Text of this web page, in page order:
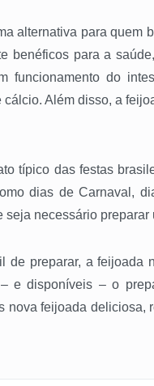
alternativa para quem
benéficos para a
funcionamento do
cálcio. Além disso, a
típico das festas
dias de Carnaval,
necessário preparar
de preparar, a feijoada
e disponíveis – o
nova feijoada deliciosa,